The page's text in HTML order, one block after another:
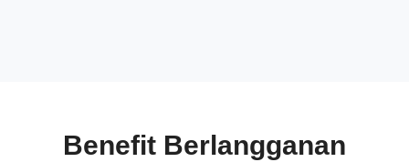
Benefit Berlangganan